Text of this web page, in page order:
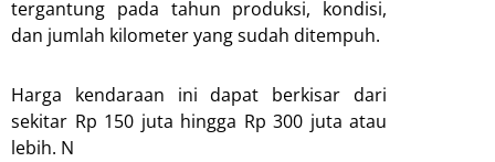
tergantung pada tahun produksi, kondisi,
dan jumlah kilometer yang sudah ditempuh.
Harga kendaraan ini dapat berkisar dari
sekitar Rp 150 juta hingga Rp 300 juta atau
lebih. N